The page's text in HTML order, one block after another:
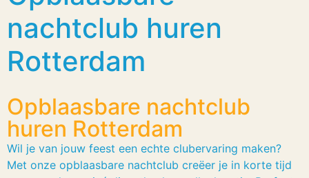
nachtclub huren
Rotterdam
Opblaasbare nachtclub
huren Rotterdam
Wil je van jouw feest een echte clubervaring maken?
Met onze opblaasbare nachtclub creëer je in korte tijd